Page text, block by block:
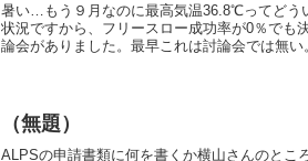
暑い…もう９月なのに最高気温36.8℃ってど
状況ですから、フリースロー成功率が0％でも
論会がありました。最早これは討論会では無い
（無題）
ALPSの申請書類に何を書くか横山さんのとこ